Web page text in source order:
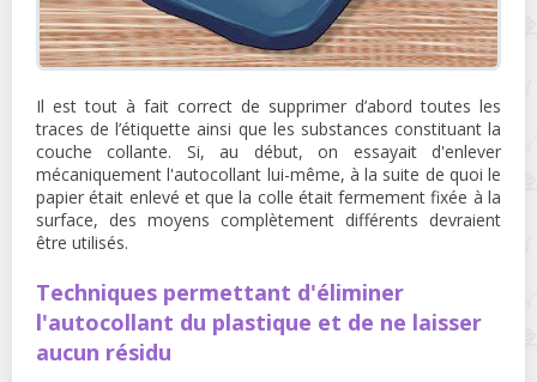
Il est tout à fait correct de supprimer d’abord toutes les
traces de l’étiquette ainsi que les substances constituant la
couche collante. Si, au début, on essayait d'enlever
mécaniquement l'autocollant lui-même, à la suite de quoi le
papier était enlevé et que la colle était fermement fixée à la
surface, des moyens complètement différents devraient
être utilisés.
Techniques permettant d'éliminer
l'autocollant du plastique et de ne laisser
aucun résidu